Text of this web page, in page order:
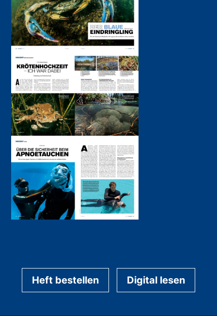
Heft bestellen Digital lesen